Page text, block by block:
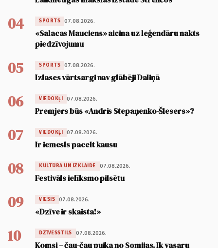
04 SPORTS 07.08.2026.
«Salacas Mauciens» aicina uz leģendāru nakts
piedzīvojumu
05 SPORTS 07.08.2026.
Izlases vārtsargi nav glābēji Daliņā
06 VIEDOKĻI 07.08.2026.
Premjers būs «Andris Stepaņenko-Šlesers»?
07 VIEDOKĻI 07.08.2026.
Ir iemesls pacelt kausu
08 KULTŪRA UN IZKLAIDE 07.08.2026.
Festivāls ielīksmo pilsētu
09 VIESIS 07.08.2026.
«Dzīve ir skaista!»
10 DZĪVESSTILS 07.08.2026.
Komsi – čau-čau puika no Somijas. Ik vasaru